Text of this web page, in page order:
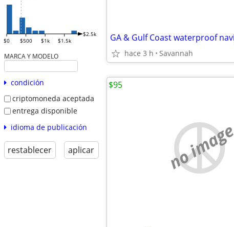
$0 $500 $1k $1.5k
$2.5k
MARCA Y MODELO
condición
criptomoneda aceptada
entrega disponible
idioma de publicación
restablecer aplicar
hace 3 h Savannah
no image
$95